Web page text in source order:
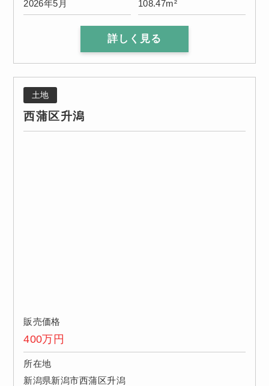
2026年5月
108.47m²
詳しく見る
土地
西蒲区升潟
販売価格
400万円
所在地
新潟県新潟市西蒲区升潟